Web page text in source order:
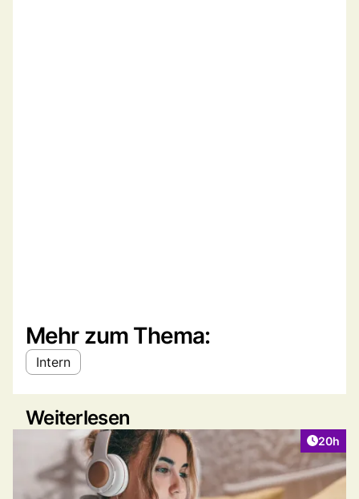
Mehr zum Thema:
Intern
Weiterlesen
Artikel
20h